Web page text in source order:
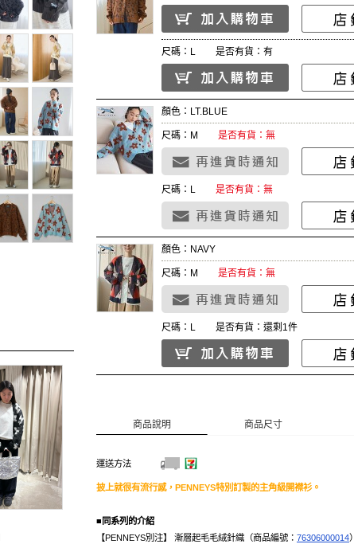
尺碼：L 是否有貨：有
顏色：LT.BLUE
尺碼：M 是否有貨：無
尺碼：L 是否有貨：無
顏色：NAVY
尺碼：M 是否有貨：無
尺碼：L 是否有貨：還剩1件
商品說明 商品尺寸
運送方法
披上就很有流行感，PENNEYS特別訂製的主角級開襟衫。
■同系列的介紹
【PENNEYS別注】 漸層起毛毛絨針織（商品編號： 76306000014）